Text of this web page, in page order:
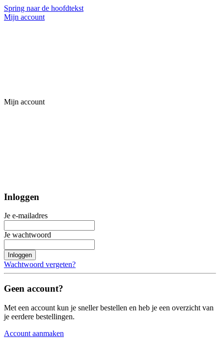
Spring naar de hoofdtekst
Mijn account
Mijn account
Inloggen
Je e-mailadres
Je wachtwoord
Inloggen
Wachtwoord vergeten?
Geen account?
Met een account kun je sneller bestellen en heb je een overzicht van
je eerdere bestellingen.
Account aanmaken